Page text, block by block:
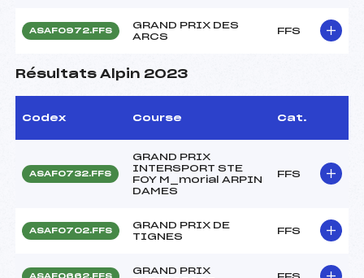
ASAF0972.FFS
GRAND PRIX DES
ARCS
FFS
Résultats Alpin 2023
Codex Course Cat.
ASAF0732.FFS
GRAND PRIX
INTERSPORT STE
FOY M_morial ARPIN
DAMES
FFS
ASAF0702.FFS
GRAND PRIX DE
TIGNES
FFS
ASAF0662.FFS
GRAND PRIX
FFS